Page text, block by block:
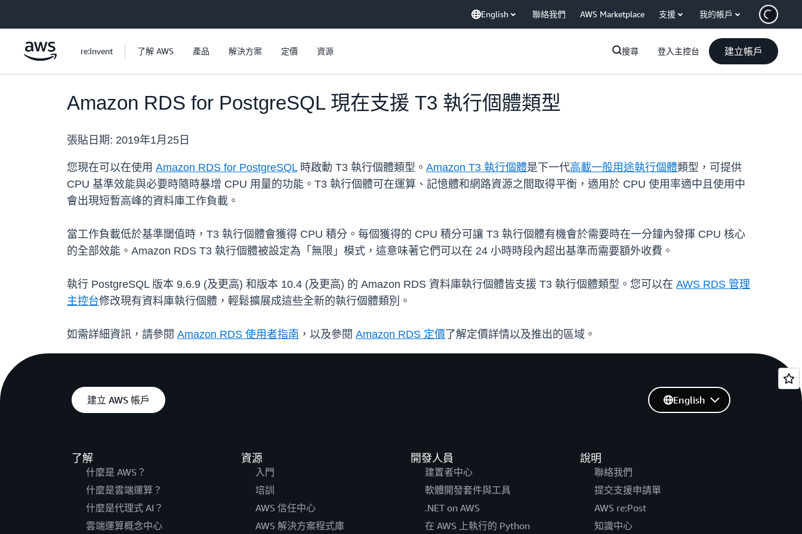
English 聯絡我們 AWS Marketplace 支援 我的帳戶
re:Invent 了解 AWS 產品 解決方案 定價 資源 搜尋 登入主控台 建立帳戶
Amazon RDS for PostgreSQL 現在支援 T3 執行個體類型
張貼日期: 2019年1月25日
您現在可以在使用 Amazon RDS for PostgreSQL時啟動 T3 執行個體類型。 Amazon T3 執行個體是下一代高載一般用途執行個體類型，可提供
CPU 基準效能與必要時隨時暴增 CPU 用量的功能。T3 執行個體可在運算、記憶體和網路資源之間取得平衡，適用於 CPU 使用率適中且使用中
會出現短暫高峰的資料庫工作負載。
當工作負載低於基準閾值時，T3 執行個體會獲得 CPU 積分。每個獲得的 CPU 積分可讓 T3 執行個體有機會於需要時在一分鐘內發揮 CPU 核心
的全部效能。Amazon RDS T3 執行個體被設定為「無限」模式，這意味著它們可以在 24 小時時段內超出基準而需要額外收費。
執行 PostgreSQL 版本 9.6.9 (及更高) 和版本 10.4 (及更高) 的 Amazon RDS 資料庫執行個體皆支援 T3 執行個體類型。您可以在 AWS RDS 管理
主控台修改現有資料庫執行個體，輕鬆擴展成這些全新的執行個體類別。
如需詳細資訊，請參閱 Amazon RDS 使用者指南 ，以及參閱 Amazon RDS 定價 了解定價詳情以及推出的區域。
建立 AWS 帳戶
了解
什麼是 AWS？
什麼是雲端運算？
什麼是代理式 AI？
雲端運算概念中心
資源
入門
培訓
AWS 信任中心
AWS 解決方案程式庫
開發人員
建置者中心
軟體開發套件與工具
.NET on AWS
在 AWS 上執行的 Python
說明
聯絡我們
提交支援申請單
AWS re:Post
知識中心
English